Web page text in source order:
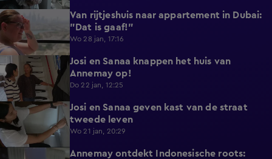
0:43
Van rijtjeshuis naar appartement in Dubai:
"Dat is gaaf!"
Wo 28 jan, 17:16
0:48
Josi en Sanaa knappen het huis van
Annemay op!
Do 22 jan, 12:25
0:33
Josi en Sanaa geven kast van de straat
tweede leven
Wo 21 jan, 20:29
Annemay ontdekt Indonesische roots: